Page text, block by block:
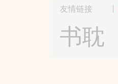
友情链接
书耽